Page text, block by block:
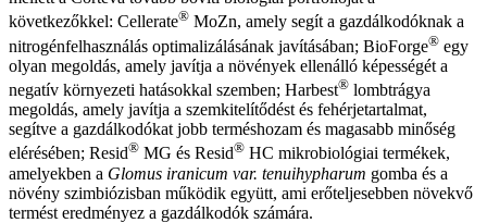
következőkkel: Cellerate® MoZn, amely segít a gazdálkodóknak a
nitrogénfelhasználás optimalizálásának javításában; BioForge® egy
olyan megoldás, amely javítja a növények ellenálló képességét a
negatív környezeti hatásokkal szemben; Harbest® lombtrágya
megoldás, amely javítja a szemkitelítődést és fehérjetartalmat,
segítve a gazdálkodókat jobb terméshozam és magasabb minőség
elérésében; Resid® MG és Resid® HC mikrobiológiai termékek,
amelyekben a Glomus iranicum var. tenuihypharum gomba és a
növény szimbiózisban működik együtt, ami erőteljesebben növekvő
termést eredményez a gazdálkodók számára.